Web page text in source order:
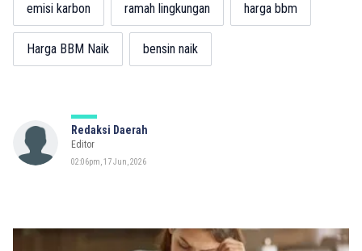
emisi karbon ramah lingkungan harga bbm
Harga BBM Naik bensin naik
Redaksi Daerah
Editor
02:06pm, 17 Jun, 2026